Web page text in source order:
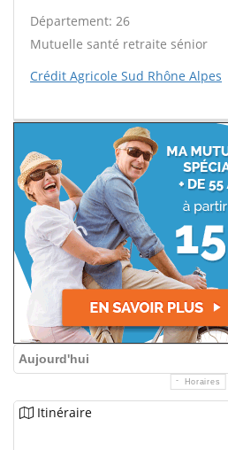
Département: 26
Mutuelle santé retraite sénior
Crédit Agricole Sud Rhône Alpes
Aujourd'hui
Horaires
Itinéraire